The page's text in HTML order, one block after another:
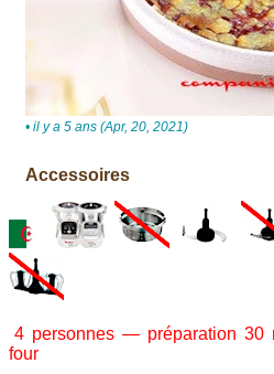
• il y a 5 ans (Apr, 20, 2021)
Accessoires
4 personnes — préparation
four